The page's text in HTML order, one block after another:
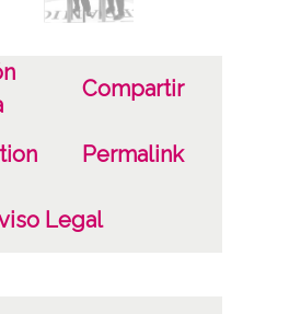
Compartir
Permalink
Legal